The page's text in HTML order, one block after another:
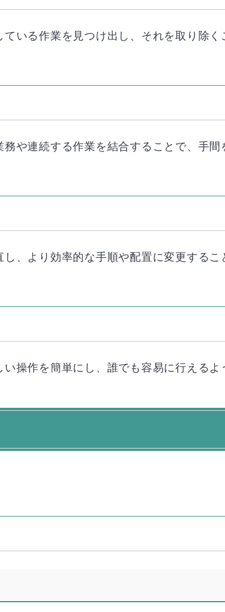
いる作業を見つけ出し、それを取り除く
や連続する作業を結合することで、手間
、より効率的な手順や配置に変更するこ
操作を簡単にし、誰でも容易に行えるよ